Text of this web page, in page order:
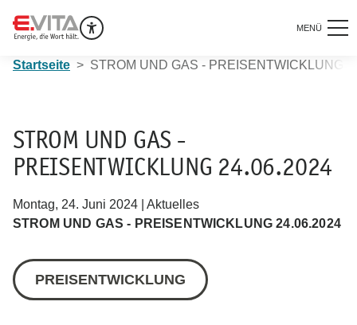
MENÜ
Startseite STROM UND GAS - PREISENTWICKLUNG
STROM UND GAS -
PREISENTWICKLUNG 24.06.2024
Montag, 24. Juni 2024 | Aktuelles
STROM UND GAS - PREISENTWICKLUNG 24.06.2024
PREISENTWICKLUNG